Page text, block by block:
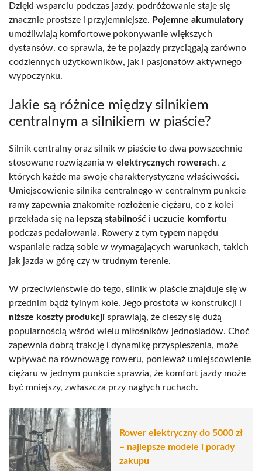
Dzięki wsparciu podczas jazdy, podróżowanie staje się
znacznie prostsze i przyjemniejsze. Pojemne akumulatory
umożliwiają komfortowe pokonywanie większych
dystansów, co sprawia, że te pojazdy przyciągają zarówno
codziennych użytkowników, jak i pasjonatów aktywnego
wypoczynku.
Jakie są różnice między silnikiem
centralnym a silnikiem w piaście?
Silnik centralny oraz silnik w piaście to dwa powszechnie
stosowane rozwiązania w elektrycznych rowerach, z
których każde ma swoje charakterystyczne właściwości.
Umiejscowienie silnika centralnego w centralnym punkcie
ramy zapewnia znakomite rozłożenie ciężaru, co z kolei
przekłada się na lepszą stabilność i uczucie komfortu
podczas pedałowania. Rowery z tym typem napędu
wspaniale radzą sobie w wymagających warunkach, takich
jak jazda w górę czy w trudnym terenie.
W przeciwieństwie do tego, silnik w piaście znajduje się w
przednim bądź tylnym kole. Jego prostota w konstrukcji i
niższe koszty produkcji sprawiają, że cieszy się dużą
popularnością wśród wielu miłośników jednośladów. Choć
zapewnia dobrą trakcję i dynamikę przyspieszenia, może
wpływać na równowagę roweru, ponieważ umiejscowienie
ciężaru w jednym punkcie sprawia, że komfort jazdy może
być mniejszy, zwłaszcza przy nagłych ruchach.
Rower elektryczny do 5000 zł
– najlepsze modele i porady
zakupu